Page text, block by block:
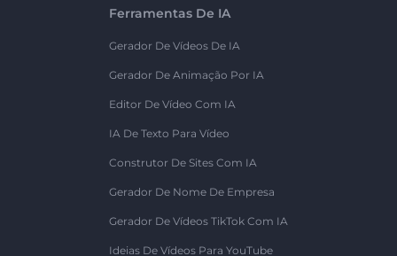
Ferramentas De IA
Gerador De Vídeos De IA
Gerador De Animação Por IA
Editor De Vídeo Com IA
IA De Texto Para Vídeo
Construtor De Sites Com IA
Gerador De Nome De Empresa
Gerador De Vídeos TikTok Com IA
Ideias De Vídeos Para YouTube